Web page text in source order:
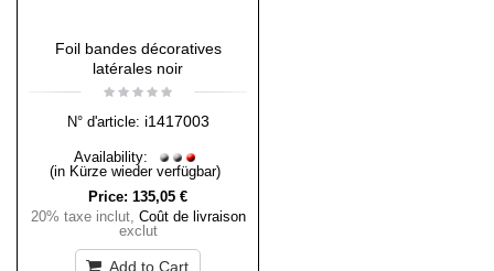
Foil bandes décoratives
latérales noir
N° d'article: i1417003
Availability:
(in Kürze wieder verfügbar)
Price: 135,05 €
20% taxe inclut, Coût de livraison
exclut
Add to Cart